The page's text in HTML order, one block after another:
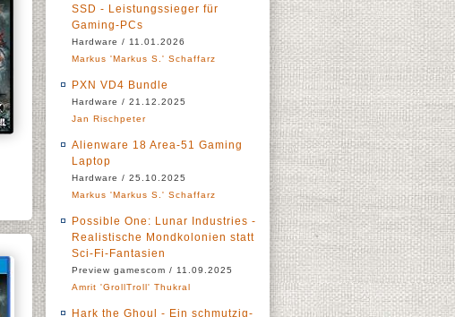
SSD - Leistungssieger für
Gaming-PCs
Hardware / 11.01.2026
Markus 'Markus S.' Schaffarz
PXN VD4 Bundle
Hardware / 21.12.2025
Jan Rischpeter
Alienware 18 Area-51 Gaming
Laptop
Hardware / 25.10.2025
Markus 'Markus S.' Schaffarz
Possible One: Lunar Industries -
Realistische Mondkolonien statt
Sci-Fi-Fantasien
Preview gamescom / 11.09.2025
Amrit 'GrollTroll' Thukral
Hark the Ghoul - Ein schmutzig-